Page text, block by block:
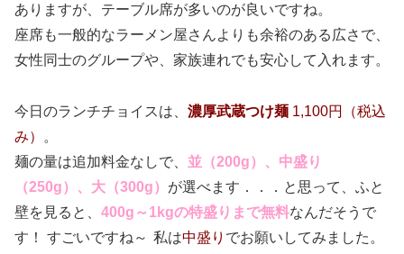
ありますが、テーブル席が多いのが良いですね。
座席も一般的なラーメン屋さんよりも余裕のある広さで、
女性同士のグループや、家族連れでも安心して入れます。
今日のランチチョイスは、 濃厚武蔵つけ麺 1,100円（税込
み）
。
麺の量は追加料金なしで、 並（200g）、中盛り
（250g）、大（300g） が選べます．．．と思って、ふと
壁を見ると、 400g～1kgの特盛りまで無料なんだそうで
す！ すごいですね～ 私は中盛り でお願いしてみました。